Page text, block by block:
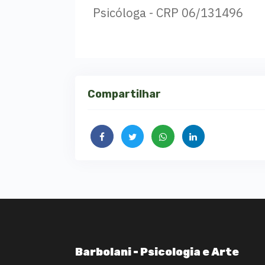
Psicóloga - CRP 06/131496
Compartilhar
Barbolani - Psicologia e Arte